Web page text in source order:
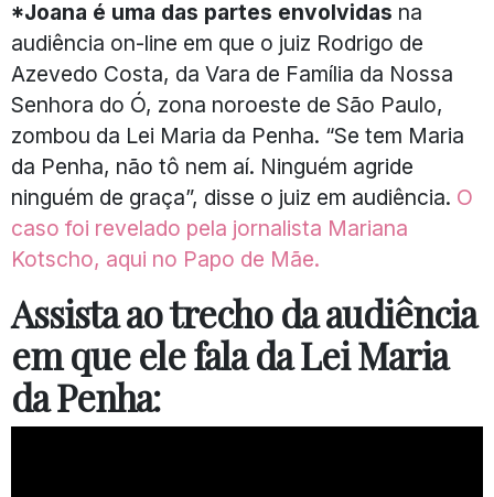
*Joana é uma das partes envolvidas na
audiência on-line em que o juiz Rodrigo de
Azevedo Costa, da Vara de Família da Nossa
Senhora do Ó, zona noroeste de São Paulo,
zombou da Lei Maria da Penha. “Se tem Maria
da Penha, não tô nem aí. Ninguém agride
ninguém de graça”, disse o juiz em audiência. O
caso foi revelado pela jornalista Mariana
Kotscho, aqui no Papo de Mãe.
Assista ao trecho da audiência
em que ele fala da Lei Maria
da Penha: